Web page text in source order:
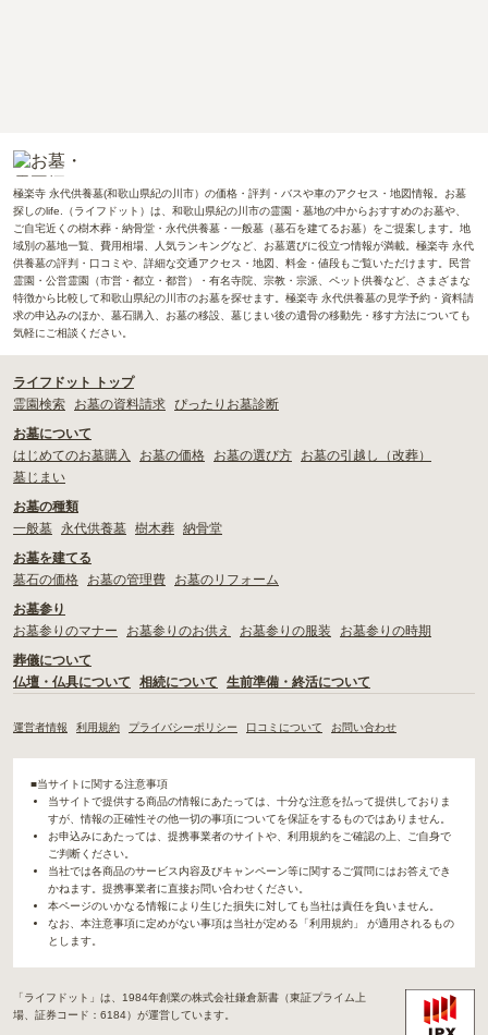
極楽寺 永代供養墓(和歌山県紀の川市）の価格・評判・バスや車のアクセス・地図情報。お墓
探しのlife.（ライフドット）は、和歌山県紀の川市の霊園・墓地の中からおすすめのお墓や、
ご自宅近くの樹木葬・納骨堂・永代供養墓・一般墓（墓石を建てるお墓）をご提案します。地
域別の墓地一覧、費用相場、人気ランキングなど、お墓選びに役立つ情報が満載。極楽寺 永代
供養墓の評判・口コミや、詳細な交通アクセス・地図、料金・値段もご覧いただけます。民営
霊園・公営霊園（市営・都立・都営）・有名寺院、宗教・宗派、ペット供養など、さまざまな
特徴から比較して和歌山県紀の川市のお墓を探せます。極楽寺 永代供養墓の見学予約・資料請
求の申込みのほか、墓石購入、お墓の移設、墓じまい後の遺骨の移動先・移す方法についても
気軽にご相談ください。
ライフドット トップ
霊園検索
お墓の資料請求 ぴったりお墓診断
お墓について
はじめてのお墓購入
お墓の価格 お墓の選び方
お墓の引越し（改葬）
墓じまい
お墓の種類
一般墓
永代供養墓 樹木葬 納骨堂
お墓を建てる
墓石の価格
お墓の管理費
お墓のリフォーム
お墓参り
お墓参りのマナー
お墓参りのお供え お墓参りの服装
お墓参りの時期
葬儀について
仏壇・仏具について
相続について 生前準備・終活について
運営者情報 利用規約 プライバシーポリシー 口コミについて お問い合わせ
■当サイトに関する注意事項
当サイトで提供する商品の情報にあたっては、十分な注意を払って提供しておりま
すが、情報の正確性その他一切の事項についてを保証をするものではありません。
お申込みにあたっては、提携事業者のサイトや、利用規約をご確認の上、ご自身で
ご判断ください。
当社では各商品のサービス内容及びキャンペーン等に関するご質問にはお答えでき
かねます。提携事業者に直接お問い合わせください。
本ページのいかなる情報により生じた損失に対しても当社は責任を負いません。
なお、本注意事項に定めがない事項は当社が定める「利用規約」 が適用されるもの
とします。
「ライフドット」は、1984年創業の株式会社鎌倉新書（東証プライム上
場、証券コード：6184）が運営しています。